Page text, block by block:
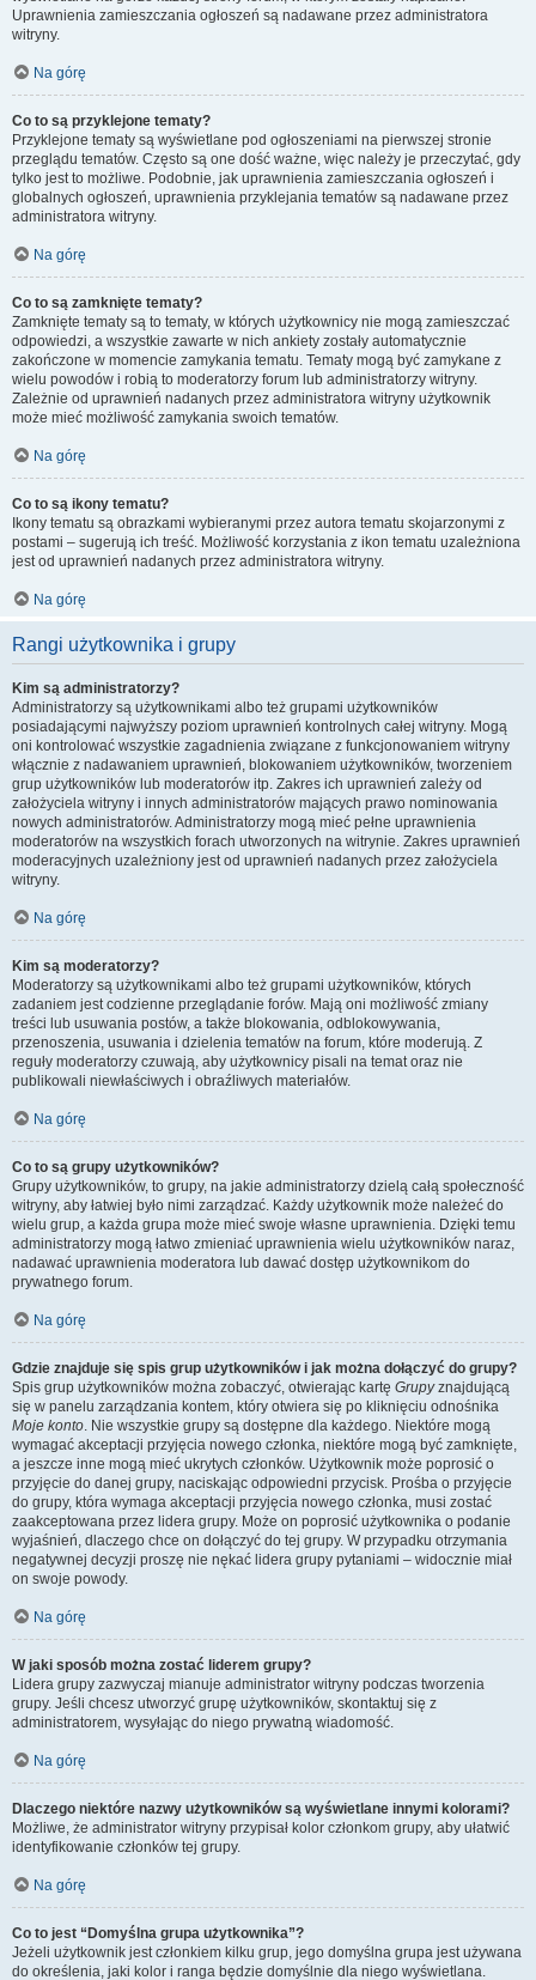
Uprawnienia zamieszczania ogłoszeń są nadawane przez administratora
witryny.
Na górę
Co to są przyklejone tematy?
Przyklejone tematy są wyświetlane pod ogłoszeniami na pierwszej stronie
przeglądu tematów. Często są one dość ważne, więc należy je przeczytać, gdy
tylko jest to możliwe. Podobnie, jak uprawnienia zamieszczania ogłoszeń i
globalnych ogłoszeń, uprawnienia przyklejania tematów są nadawane przez
administratora witryny.
Na górę
Co to są zamknięte tematy?
Zamknięte tematy są to tematy, w których użytkownicy nie mogą zamieszczać
odpowiedzi, a wszystkie zawarte w nich ankiety zostały automatycznie
zakończone w momencie zamykania tematu. Tematy mogą być zamykane z
wielu powodów i robią to moderatorzy forum lub administratorzy witryny.
Zależnie od uprawnień nadanych przez administratora witryny użytkownik
może mieć możliwość zamykania swoich tematów.
Na górę
Co to są ikony tematu?
Ikony tematu są obrazkami wybieranymi przez autora tematu skojarzonymi z
postami – sugerują ich treść. Możliwość korzystania z ikon tematu uzależniona
jest od uprawnień nadanych przez administratora witryny.
Na górę
Rangi użytkownika i grupy
Kim są administratorzy?
Administratorzy są użytkownikami albo też grupami użytkowników
posiadającymi najwyższy poziom uprawnień kontrolnych całej witryny. Mogą
oni kontrolować wszystkie zagadnienia związane z funkcjonowaniem witryny
włącznie z nadawaniem uprawnień, blokowaniem użytkowników, tworzeniem
grup użytkowników lub moderatorów itp. Zakres ich uprawnień zależy od
założyciela witryny i innych administratorów mających prawo nominowania
nowych administratorów. Administratorzy mogą mieć pełne uprawnienia
moderatorów na wszystkich forach utworzonych na witrynie. Zakres uprawnień
moderacyjnych uzależniony jest od uprawnień nadanych przez założyciela
witryny.
Na górę
Kim są moderatorzy?
Moderatorzy są użytkownikami albo też grupami użytkowników, których
zadaniem jest codzienne przeglądanie forów. Mają oni możliwość zmiany
treści lub usuwania postów, a także blokowania, odblokowywania,
przenoszenia, usuwania i dzielenia tematów na forum, które moderują. Z
reguły moderatorzy czuwają, aby użytkownicy pisali na temat oraz nie
publikowali niewłaściwych i obraźliwych materiałów.
Na górę
Co to są grupy użytkowników?
Grupy użytkowników, to grupy, na jakie administratorzy dzielą całą społeczność
witryny, aby łatwiej było nimi zarządzać. Każdy użytkownik może należeć do
wielu grup, a każda grupa może mieć swoje własne uprawnienia. Dzięki temu
administratorzy mogą łatwo zmieniać uprawnienia wielu użytkowników naraz,
nadawać uprawnienia moderatora lub dawać dostęp użytkownikom do
prywatnego forum.
Na górę
Gdzie znajduje się spis grup użytkowników i jak można dołączyć do grupy?
Spis grup użytkowników można zobaczyć, otwierając kartę Grupyznajdującą
się w panelu zarządzania kontem, który otwiera się po kliknięciu odnośnika
Moje konto. Nie wszystkie grupy są dostępne dla każdego. Niektóre mogą
wymagać akceptacji przyjęcia nowego członka, niektóre mogą być zamknięte,
a jeszcze inne mogą mieć ukrytych członków. Użytkownik może poprosić o
przyjęcie do danej grupy, naciskając odpowiedni przycisk. Prośba o przyjęcie
do grupy, która wymaga akceptacji przyjęcia nowego członka, musi zostać
zaakceptowana przez lidera grupy. Może on poprosić użytkownika o podanie
wyjaśnień, dlaczego chce on dołączyć do tej grupy. W przypadku otrzymania
negatywnej decyzji proszę nie nękać lidera grupy pytaniami – widocznie miał
on swoje powody.
Na górę
W jaki sposób można zostać liderem grupy?
Lidera grupy zazwyczaj mianuje administrator witryny podczas tworzenia
grupy. Jeśli chcesz utworzyć grupę użytkowników, skontaktuj się z
administratorem, wysyłając do niego prywatną wiadomość.
Na górę
Dlaczego niektóre nazwy użytkowników są wyświetlane innymi kolorami?
Możliwe, że administrator witryny przypisał kolor członkom grupy, aby ułatwić
identyfikowanie członków tej grupy.
Na górę
Co to jest “Domyślna grupa użytkownika”?
Jeżeli użytkownik jest członkiem kilku grup, jego domyślna grupa jest używana
do określenia, jaki kolor i ranga będzie domyślnie dla niego wyświetlana.